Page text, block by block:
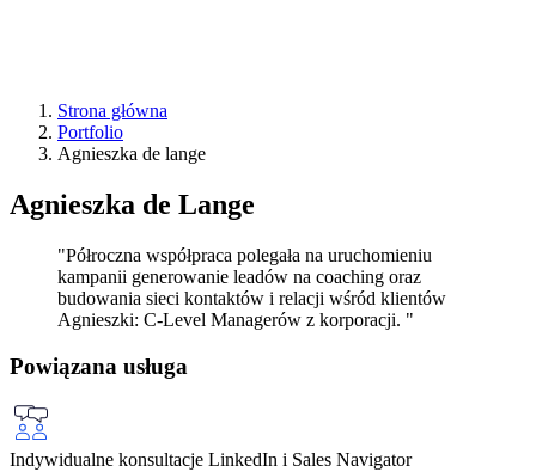
Strona główna
Portfolio
Agnieszka de lange
Agnieszka de Lange
"Półroczna współpraca polegała na uruchomieniu
kampanii generowanie leadów na coaching oraz
budowania sieci kontaktów i relacji wśród klientów
Agnieszki: C-Level Managerów z korporacji. "
Powiązana usługa
Indywidualne konsultacje LinkedIn i Sales Navigator